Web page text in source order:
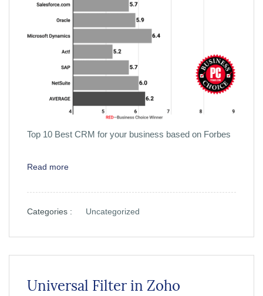
Top 10 Best CRM for your business based on Forbes
Read more
Categories : Uncategorized
Universal Filter in Zoho